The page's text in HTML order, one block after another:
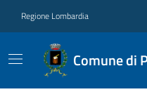
Regione Lombardia
Comune di